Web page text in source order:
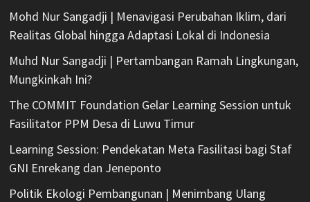
Mohd Nur Sangadji | Menavigasi Perubahan Iklim, dari
Realitas Global hingga Adaptasi Lokal di Indonesia
Muhd Nur Sangadji | Pertambangan Ramah Lingkungan,
Mungkinkah Ini?
The COMMIT Foundation Gelar Learning Session untuk
Fasilitator PPM Desa di Luwu Timur
Learning Session: Pendekatan Meta Fasilitasi bagi Staf
GNI Enrekang dan Jeneponto
Politik Ekologi Pembangunan | Menimbang Ulang